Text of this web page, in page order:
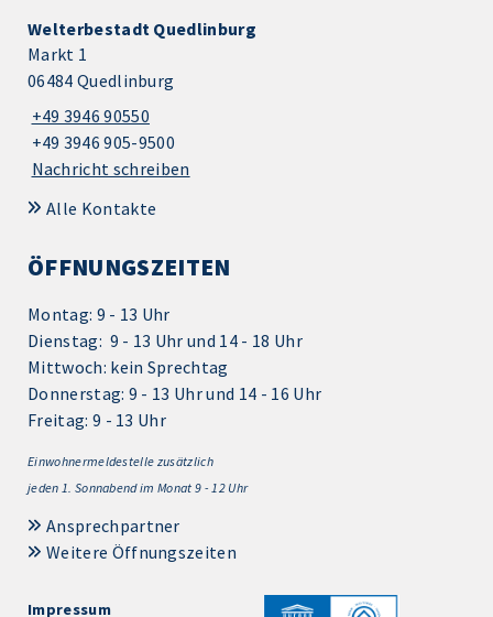
Welterbestadt Quedlinburg
Markt 1
06484 Quedlinburg
+49 3946 90550
+49 3946 905-9500
Nachricht schreiben
Alle Kontakte
ÖFFNUNGSZEITEN
Montag: 9 - 13 Uhr
Dienstag: 9 - 13 Uhr und 14 - 18 Uhr
Mittwoch: kein Sprechtag
Donnerstag: 9 - 13 Uhr und 14 - 16 Uhr
Freitag: 9 - 13 Uhr
Einwohnermeldestelle zusätzlich
jeden 1. Sonnabend im Monat 9 - 12 Uhr
Ansprechpartner
Weitere Öffnungszeiten
Impressum